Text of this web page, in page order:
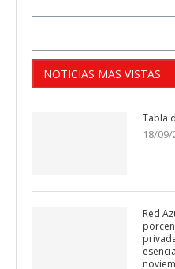
NOTICIAS MAS VISTAS
Tabla
18/09/
Red